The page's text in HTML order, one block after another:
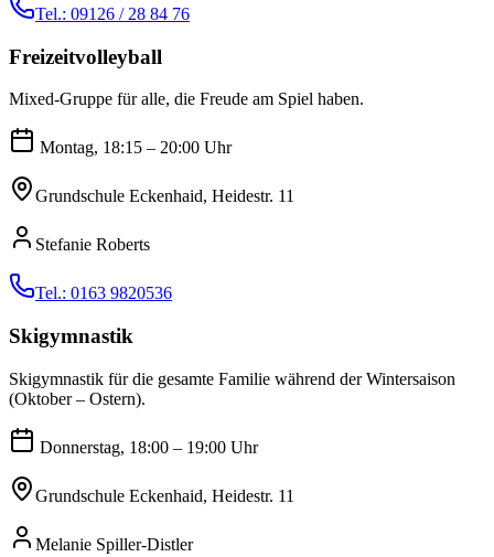
Tel.: 09126 / 28 84 76
Freizeitvolleyball
Mixed-Gruppe für alle, die Freude am Spiel haben.
Montag, 18:15 – 20:00 Uhr
Grundschule Eckenhaid, Heidestr. 11
Stefanie Roberts
Tel.: 0163 9820536
Skigymnastik
Skigymnastik für die gesamte Familie während der Wintersaison
(Oktober – Ostern).
Donnerstag, 18:00 – 19:00 Uhr
Grundschule Eckenhaid, Heidestr. 11
Melanie Spiller-Distler